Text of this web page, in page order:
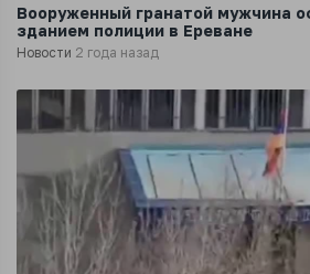
Вооруженный гранатой мужчина
зданием полиции в Ереване
Новости 2 года назад